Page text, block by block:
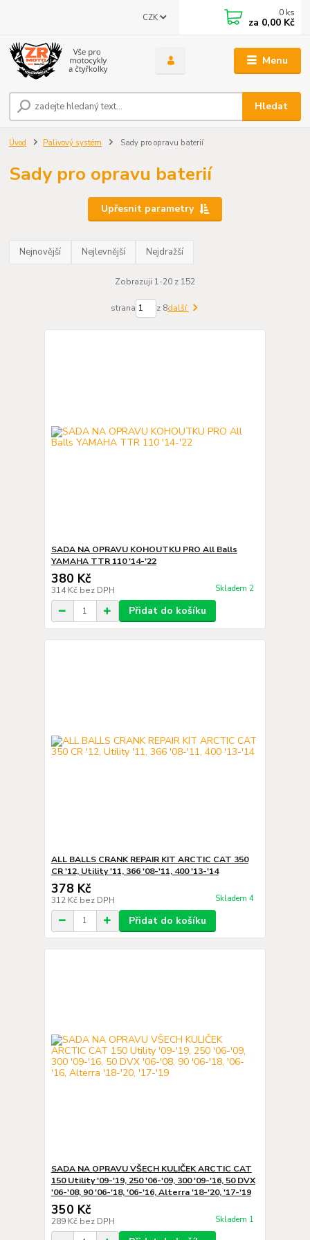
Menu
CZK
Hledat
0 ks
za 0,00 Kč
Úvod Palivový systém Sady pro opravu baterií
Sady pro opravu baterií
Upřesnit parametry
Nejnovější Nejlevnější Nejdražší
Zobrazuji 1-20 z 152
strana z 8další
SADA NA OPRAVU KOHOUTKU PRO All Balls
YAMAHA TTR 110 '14-'22
380 Kč
314 Kč bez DPH Skladem 2
Přidat do košíku
ALL BALLS CRANK REPAIR KIT ARCTIC CAT 350
CR '12, Utility '11, 366 '08-'11, 400 '13-'14
378 Kč
312 Kč bez DPH Skladem 4
Přidat do košíku
SADA NA OPRAVU VŠECH KULIČEK ARCTIC CAT
150 Utility '09-'19, 250 '06-'09, 300 '09-'16, 50 DVX
'06-'08, 90 '06-'18, '06-'16, Alterra '18-'20, '17-'19
350 Kč
289 Kč bez DPH Skladem 1